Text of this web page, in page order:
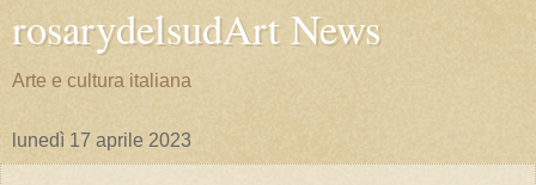
rosarydelsudArt News
Arte e cultura italiana
lunedì 17 aprile 2023